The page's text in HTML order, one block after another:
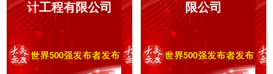
计工程有限公司
限公司